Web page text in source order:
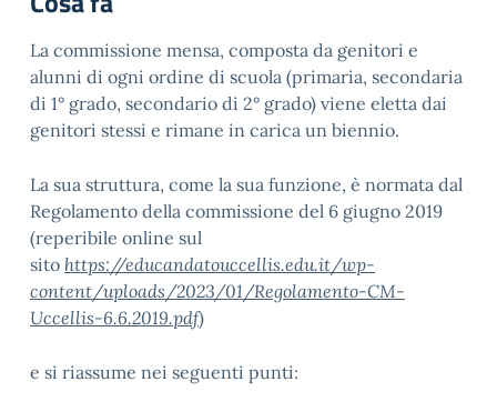
La commissione mensa, composta da genitori e
alunni di ogni ordine di scuola (primaria, secondaria
di 1° grado, secondario di 2° grado) viene eletta dai
genitori stessi e rimane in carica un biennio.
La sua struttura, come la sua funzione, è normata dal
Regolamento della commissione del 6 giugno 2019
(reperibile online sul
sito https://educandatouccellis.edu.it/wp-
content/uploads/2023/01/Regolamento-CM-
Uccellis-6.6.2019.pdf)
e si riassume nei seguenti punti: